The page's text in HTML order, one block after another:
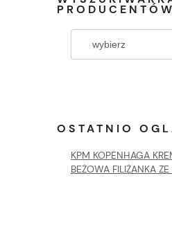
PRODUCENTÓW
OSTATNIO
KPM KOPENHAGA
BEŻOWA FILIŻANKA